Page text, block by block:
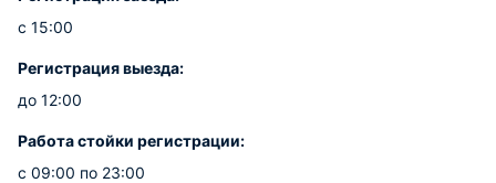
с 15:00
Регистрация выезда:
до 12:00
Работа стойки регистрации:
с 09:00 по 23:00